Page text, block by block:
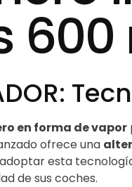
600
en forma de vapor
ofrece una
esta
de sus coches.